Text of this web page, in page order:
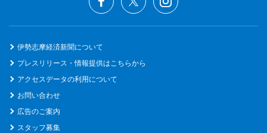
伊勢志摩経済新聞について
プレスリリース・情報提供はこちらから
アクセスデータの利用について
お問い合わせ
広告のご案内
スタッフ募集